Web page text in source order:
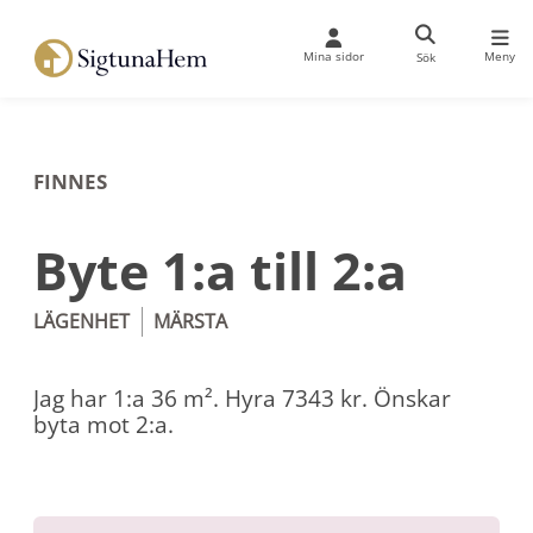
Mina sidor Sök Meny
FINNES
Byte 1:a till 2:a
LÄGENHET MÄRSTA
Jag har 1:a 36 m². Hyra 7343 kr. Önskar
byta mot 2:a.